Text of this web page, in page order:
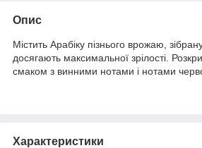
Опис
Містить Арабіку пізнього врожаю,
досягають максимальної зрілості.
смаком з винними нотами і нотами
Характеристики